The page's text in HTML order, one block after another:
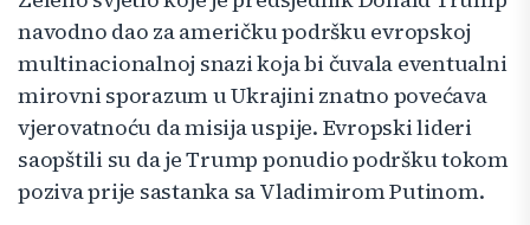
navodno dao za američku podršku evropskoj
multinacionalnoj snazi koja bi čuvala eventualni
mirovni sporazum u Ukrajini znatno povećava
vjerovatnoću da misija uspije. Evropski lideri
saopštili su da je Trump ponudio podršku tokom
poziva prije sastanka sa Vladimirom Putinom.